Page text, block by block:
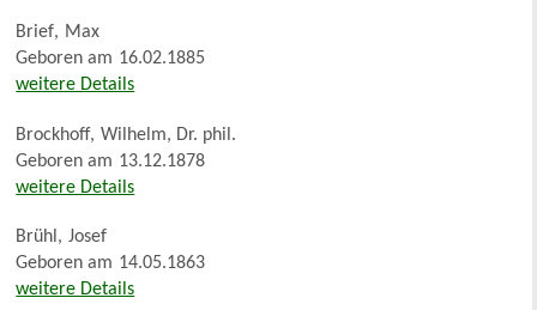
Brief, Max
Geboren am 16.02.1885
weitere Details
Brockhoff, Wilhelm, Dr. phil.
Geboren am 13.12.1878
weitere Details
Brühl , Josef
Geboren am 14.05.1863
weitere Details